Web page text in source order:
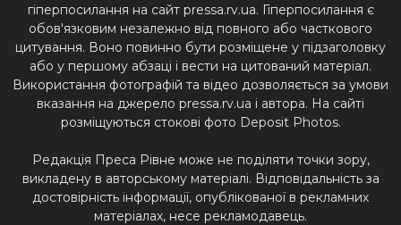
гіперпосилання на сайт pressa.rv.ua. Гіперпосилання є
обов'язковим незалежно від повного або часткового
цитування. Воно повинно бути розміщене у підзаголовку
або у першому абзаці і вести на цитований матеріал.
Використання фотографій та відео дозволяється за умови
вказання на джерело pressa.rv.ua і автора. На сайті
розміщуються стокові фото Deposit Photos.
Редакція Преса Рівне може не поділяти точки зору,
викладену в авторському матеріалі. Відповідальність за
достовірність інформації, опублікованої в рекламних
матеріалах, несе рекламодавець.